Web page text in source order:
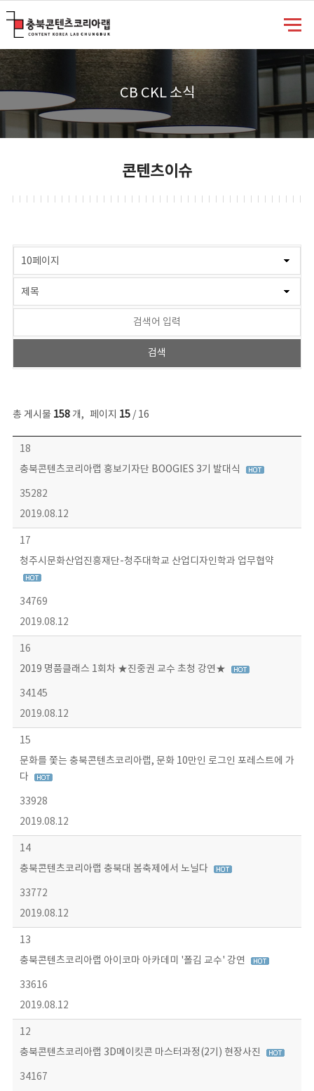
CB CKL 소식
콘텐츠이슈
총 게시물 158개, 페이지 15/ 16
콘텐츠이슈 목록 - 번호, 제목, 작성자, 파일, 조회수, 작성일 정보 제공
18
충북콘텐츠코리아랩 홍보기자단 BOOGIES 3기 발대식
35282
2019.08.12
17
청주시문화산업진흥재단-청주대학교 산업디자인학과 업무협약
34769
2019.08.12
16
2019 명품클래스 1회차 ★진중권 교수 초청 강연★
34145
2019.08.12
15
문화를 쫓는 충북콘텐츠코리아랩, 문화 10만인 로그인 포레스트에 가
다
33928
2019.08.12
14
충북콘텐츠코리아랩 충북대 봄축제에서 노닐다
33772
2019.08.12
13
충북콘텐츠코리아랩 아이코마 아카데미 '폴김 교수' 강연
33616
2019.08.12
12
충북콘텐츠코리아랩 3D메이킷콘 마스터과정(2기) 현장사진
34167